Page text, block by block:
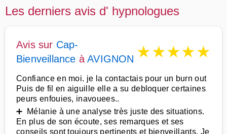
Les derniers avis d' hypnologues
Avis sur Cap-
Bienveillance àAVIGNON ★★★★★
Confiance en moi. je la contactais pour un burn out
Puis de fil en aiguille elle a su debloquer certaines
peurs enfouies, inavouees..
➕ Mélanie à une analyse très juste des situations.
En plus de son écoute, ses remarques et ses
conseils sont toujours pertinents et bienveillants. Je